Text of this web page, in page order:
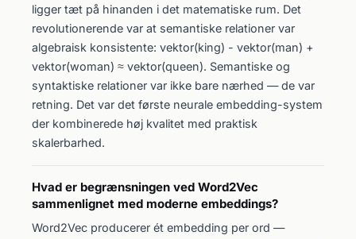
ligger tæt på hinanden i det matematiske rum. Det
revolutionerende var at semantiske relationer var
algebraisk konsistente: vektor(king) - vektor(man) +
vektor(woman) ≈ vektor(queen). Semantiske og
syntaktiske relationer var ikke bare nærhed — de var
retning. Det var det første neurale embedding-system
der kombinerede høj kvalitet med praktisk
skalerbarhed.
Hvad er begrænsningen ved Word2Vec
sammenlignet med moderne embeddings?
Word2Vec producerer ét embedding per ord —